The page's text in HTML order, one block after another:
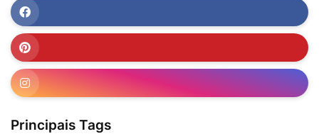
Principais Tags